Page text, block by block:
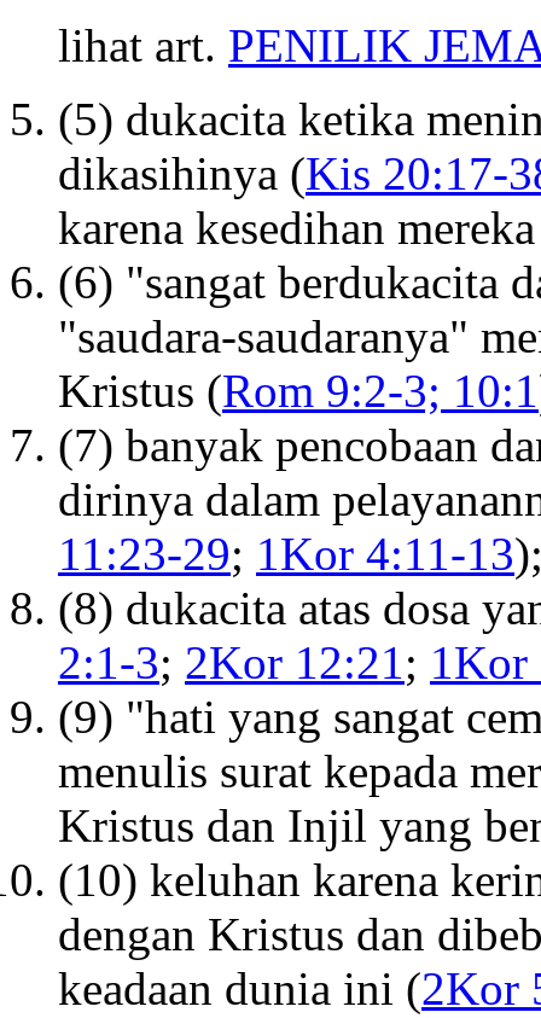
lihat art. PENILIK
(5) dukacita ketika
dikasihinya (Kis 20:17-
karena kesedihan
(6) "sangat berdukacita
"saudara-saudaranya"
Kristus (Rom 9:2-3; 10:1
(7) banyak pencobaan
dirinya dalam
11:23-29; 1Kor 4:11-13
(8) dukacita atas dosa
2:1-3; 2Kor 12:21; 1Kor
(9) "hati yang sangat
menulis surat kepada
Kristus dan Injil yang
(10) keluhan karena
dengan Kristus dan
keadaan dunia ini (2Kor